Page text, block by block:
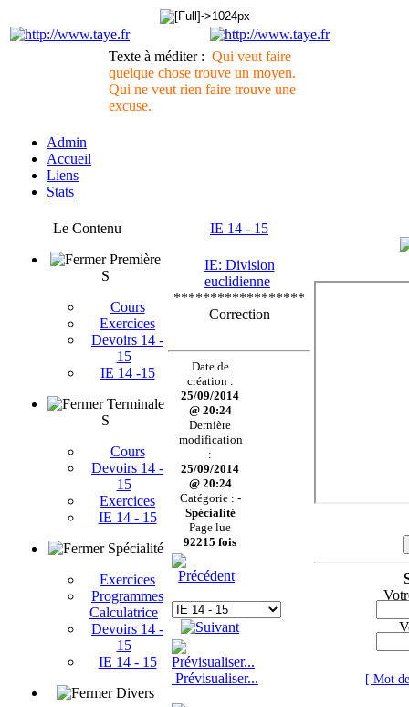
Texte à méditer : Qui veut faire
quelque chose trouve un moyen.
Qui ne veut rien faire trouve une
excuse.
Admin
Accueil
Liens
Stats
Le Contenu
Première
S
Cours
Exercices
Devoirs 14 -
15
IE 14 -15
Terminale
S
Cours
Devoirs 14 -
15
Exercices
IE 14 - 15
Spécialité
Exercices
Programmes
Calculatrice
Devoirs 14 -
15
IE 14 - 15
Divers
IE 14 - 15
IE: Division
euclidienne
******************
Correction
Date de
création :
25/09/2014
@ 20:24
Dernière
modification
:
25/09/2014
@ 20:24
Catégorie : -
Spécialité
Page lue
92215 fois
Prévisualiser... [ Mot